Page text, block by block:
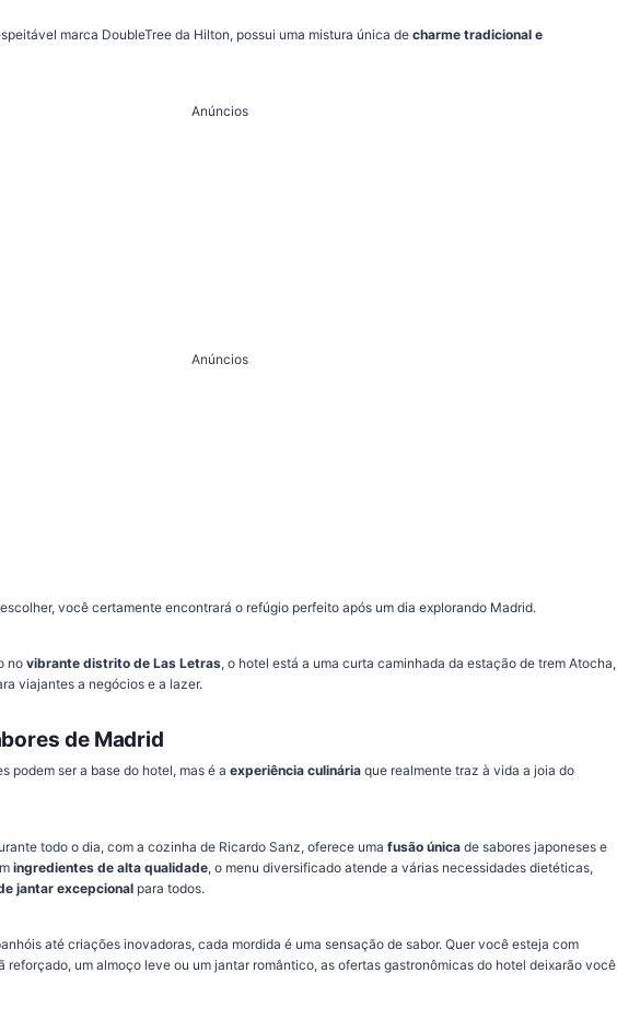
marca DoubleTree da Hilton, possui uma mistura única de charme tradicional e
Anúncios
Anúncios
você certamente encontrará o refúgio perfeito após um dia explorando Madrid.
no vibrante distrito de Las Letras, o hotel está a uma curta caminhada da estação de trem Atocha,
viajantes a negócios e a lazer.
de Madrid
podem ser a base do hotel, mas é a experiência culinária que realmente traz à vida a joia do
todo o dia, com a cozinha de Ricardo Sanz, oferece uma fusão única de sabores japoneses e
ingredientes de alta qualidade, o menu diversificado atende a várias necessidades dietéticas,
jantar excepcional para todos.
até criações inovadoras, cada mordida é uma sensação de sabor. Quer você esteja com
reforçado, um almoço leve ou um jantar romântico, as ofertas gastronômicas do hotel deixarão você